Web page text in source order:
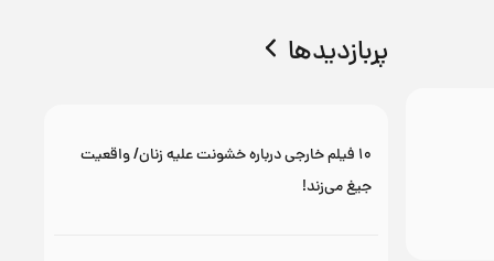
پربازدیدها
۱۰ فیلم خارجی درباره خشونت علیه زنان/ واقعیت
جیغ می‌زند!